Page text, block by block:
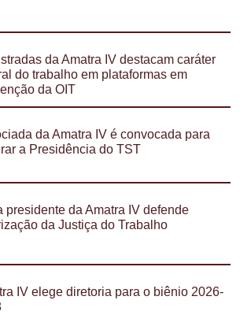
da Amatra IV destacam caráter
do trabalho em plataformas em
da OIT
da Amatra IV é convocada para
a Presidência do TST
presidente da Amatra IV defende
da Justiça do Trabalho
IV elege diretoria para o biênio 2026-